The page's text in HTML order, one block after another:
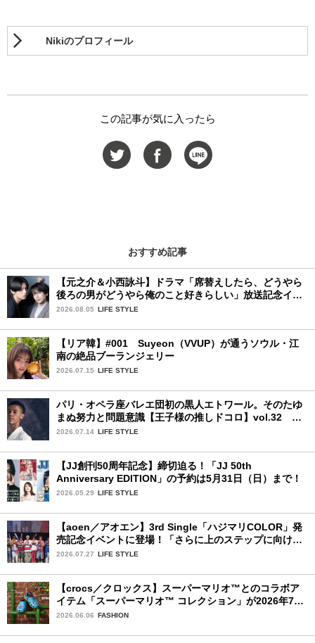
Nikiのプロフィール
この記事が気に入ったら
おすすめ記事
【元之介＆小西詠斗】ドラマ「席替えしたら、どうやら
後ろの男がどうやら俺のこと好きらしい」放送記念イン
タビュー♡ 「自然と詠斗くんが可愛く見えたんです」
2026.08.05 LIFE STYLE
【リア韓】#001 Suyeon（VVUP）が通うソウル・江
南の絶品ブーランジェリー
2026.07.15 LIFE STYLE
パリ・オペラ座バレエ団初の黒人エトワール。そのたゆ
まぬ努力と問題意識【王子様の推しドコロ】vol.32 ギ
ヨーム・ディオップさん
2026.07.14 LIFE STYLE
【JJ創刊50周年記念】締切迫る！「JJ 50th
Anniversary EDITION」の予約は5月31日（日）まで！
2026.05.29 LIFE STYLE
【aoen／アオエン】3rd Single「ハジマリCOLOR」発
売記念イベントに登場！「さらに上のステップに向けた
新たなハジマリになるように」と爽やかな笑顔で意気込
2026.07.27 LIFE STYLE
【crocs／クロックス】スーパーマリオ™とのコラボア
イテム「スーパーマリオ™ コレクション」が2026年7月
16日より発売開始！
2026.06.06 FASHION